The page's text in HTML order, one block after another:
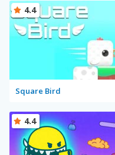
Square Bird
4.4
4.4